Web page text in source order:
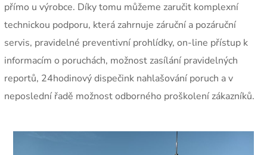
přímo u výrobce. Díky tomu můžeme zaručit komplexní
technickou podporu, která zahrnuje záruční a pozáruční
servis, pravidelné preventivní prohlídky, on-line přístup k
informacím o poruchách, možnost zasílání pravidelných
reportů, 24hodinový dispečink nahlašování poruch a v
neposlední řadě možnost odborného proškolení zákazníků.